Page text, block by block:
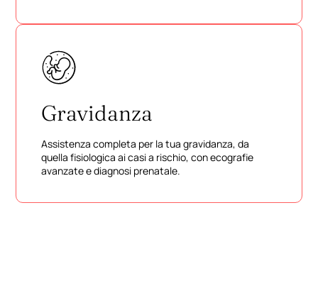
Gravidanza
Assistenza completa per la tua gravidanza, da
quella fisiologica ai casi a rischio, con ecografie
avanzate e diagnosi prenatale.